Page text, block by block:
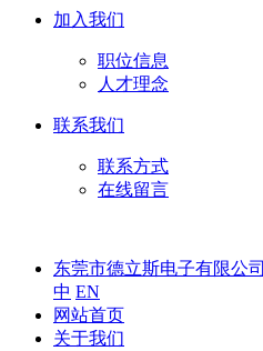
加入我们
职位信息
人才理念
联系我们
联系方式
在线留言
东莞市德立斯电子有限公司
中 EN
网站首页
关于我们